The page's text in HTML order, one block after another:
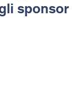
sponsor